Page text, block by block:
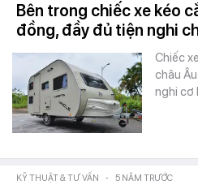
Bên trong chiếc xe kéo
đồng, đầy đủ tiện nghi
Chiếc
châu
nghi cơ
KỸ THUẬT & TƯ VẤN - 5 NĂM TRƯỚC